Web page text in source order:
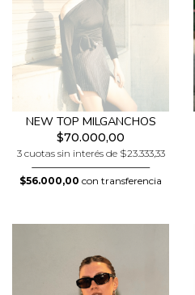
NEW TOP MILGANCHOS
$70.000,00
3 cuotas sin interés de $23.333,33
$56.000,00 con transferencia